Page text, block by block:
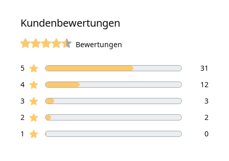
Kundenbewertungen
Bewertungen
Bewertungen
5Sterne Bewertungen
31
4Sterne Bewertungen
12
3Sterne Bewertungen
3
2 Sterne Bewertungen
2
1
Sterne Bewertungen 0